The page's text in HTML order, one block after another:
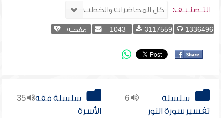
التــصنـيــف:
1336496
3117559
1043 مفضلة
6
سلسلة
تفسير سورة النور
35
سلسلة فقه
الأسرة